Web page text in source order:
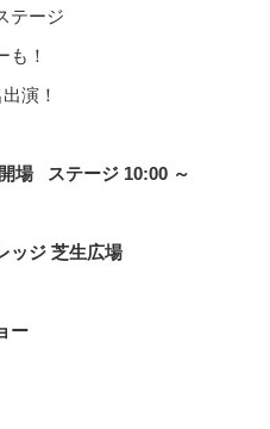
テージ
も！
演！
場 ステージ 10:00 ～
ッジ 芝生広場
ー